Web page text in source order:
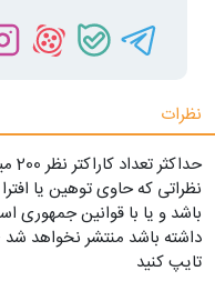
نظرات
حداکثر تعداد کاراکتر نظر 200 ميياشد
نظراتی که حاوی توهین یا
باشد و یا با قوانین جمهوری
داشته باشد منتشر نخواهد
تایپ کنید